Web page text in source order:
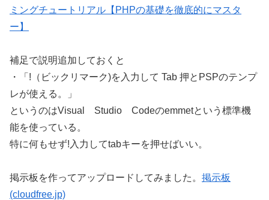
ミングチュートリアル【PHPの基礎を徹底的にマスタ
ー】
補足で説明追加しておくと
・「!（ビックリマーク)を入力して Tab 押とPSPのテンプ
レが使える。」
というのはVisual Studio Codeのemmetという標準機
能を使っている。
特に何もせず!入力してtabキーを押せばいい。
掲示板を作ってアップロードしてみました。 掲示板
(cloudfree.jp)